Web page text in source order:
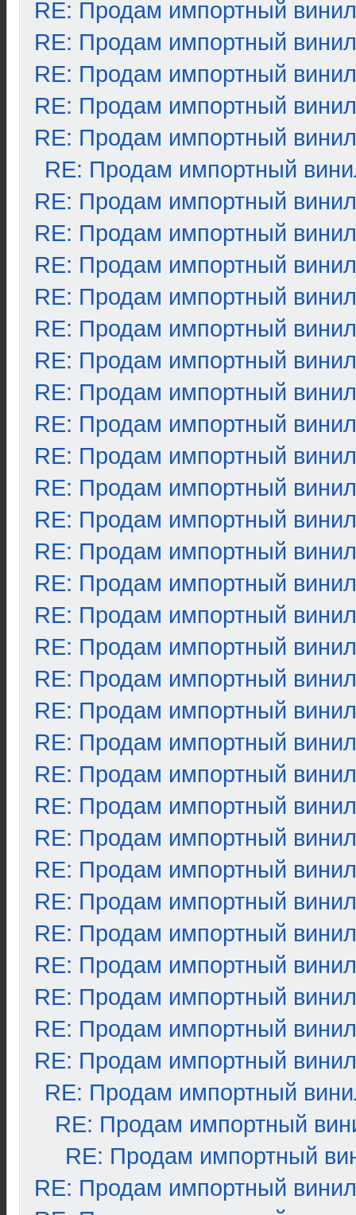
RE: Продам импортный винил
RE: Продам импортный винил
RE: Продам импортный винил
RE: Продам импортный винил
RE: Продам импортный винил
RE: Продам импортный
RE: Продам импортный винил
RE: Продам импортный винил
RE: Продам импортный винил
RE: Продам импортный винил
RE: Продам импортный винил
RE: Продам импортный винил
RE: Продам импортный винил
RE: Продам импортный винил
RE: Продам импортный винил
RE: Продам импортный винил
RE: Продам импортный винил
RE: Продам импортный винил
RE: Продам импортный винил
RE: Продам импортный винил
RE: Продам импортный винил
RE: Продам импортный винил
RE: Продам импортный винил
RE: Продам импортный винил
RE: Продам импортный винил
RE: Продам импортный винил
RE: Продам импортный винил
RE: Продам импортный винил
RE: Продам импортный винил
RE: Продам импортный винил
RE: Продам импортный винил
RE: Продам импортный винил
RE: Продам импортный винил
RE: Продам импортный винил
RE: Продам импортный
RE: Продам импортный
RE: Продам импортный
RE: Продам импортный винил